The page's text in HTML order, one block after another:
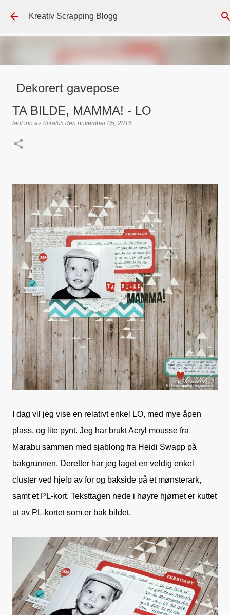
Gå til hovedinnhold
Kreativ Scrapping Blogg
Dekorert gavepose
TA BILDE, MAMMA! - LO
lagt inn avScratch den november 05, 2016
I dag vil jeg vise en relativt enkel LO, med mye åpen
plass, og lite pynt. Jeg har brukt Acryl mousse fra
Marabu sammen med sjablong fra Heidi Swapp på
bakgrunnen. Deretter har jeg laget en veldig enkel
cluster ved hjelp av for og bakside på et mønsterark,
samt et PL-kort. Teksttagen nede i høyre hjørnet er kuttet
ut av PL-kortet som er bak bildet.